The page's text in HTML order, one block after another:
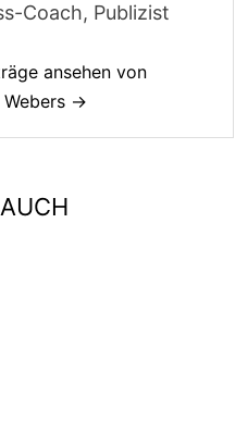
Coach, Publizist
ansehen von
Webers →